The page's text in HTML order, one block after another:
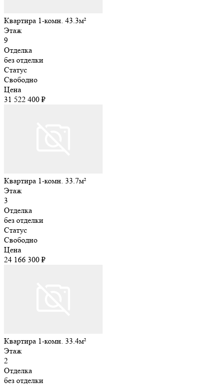
Квартира 1-комн. 43.3м²
Этаж
9
Отделка
без отделки
Статус
Свободно
Цена
31 522 400 ₽
Квартира 1-комн. 33.7м²
Этаж
3
Отделка
без отделки
Статус
Свободно
Цена
24 166 300 ₽
Квартира 1-комн. 33.4м²
Этаж
2
Отделка
без отделки